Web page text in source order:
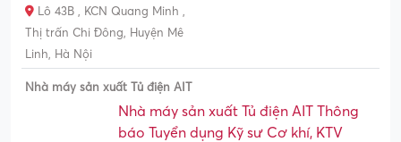
Lô 43B , KCN Quang Minh ,
Thị trấn Chi Đông, Huyện Mê
Linh, Hà Nội
Nhà máy sản xuất Tủ điện AIT
Nhà máy sản xuất Tủ điện AIT Thông
báo Tuyển dụng Kỹ sư Cơ khí, KTV